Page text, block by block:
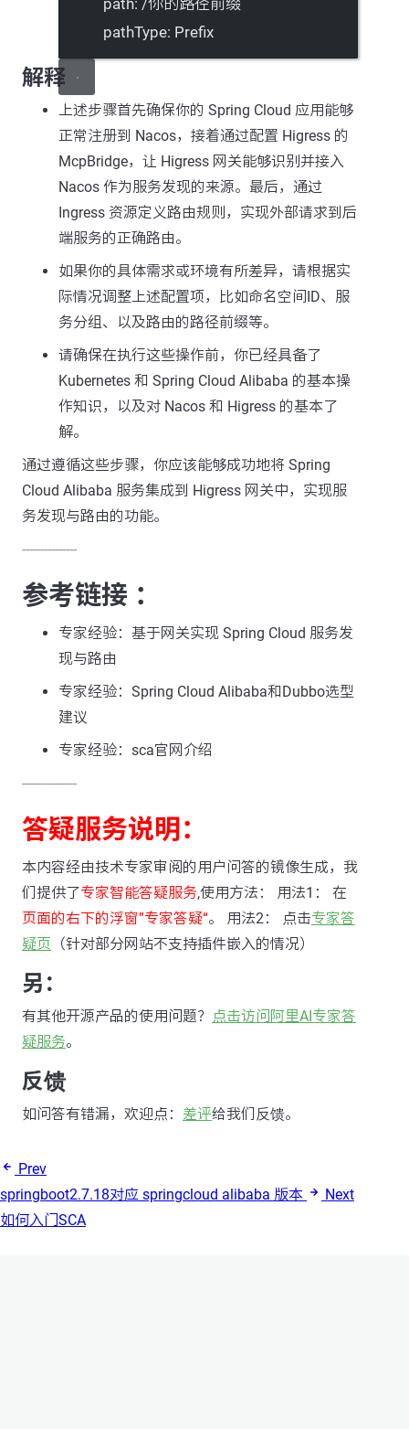
pathType: Prefix
解释
上述步骤首先确保你的 Spring Cloud 应用能够
正常注册到 Nacos，接着通过配置 Higress 的
McpBridge，让 Higress 网关能够识别并接入
Nacos 作为服务发现的来源。最后，通过
Ingress 资源定义路由规则，实现外部请求到后
端服务的正确路由。
如果你的具体需求或环境有所差异，请根据实
际情况调整上述配置项，比如命名空间ID、服
务分组、以及路由的路径前缀等。
请确保在执行这些操作前，你已经具备了
Kubernetes 和 Spring Cloud Alibaba 的基本操
作知识，以及对 Nacos 和 Higress 的基本了
解。
通过遵循这些步骤，你应该能够成功地将 Spring
Cloud Alibaba 服务集成到 Higress 网关中，实现服
务发现与路由的功能。
---------------
参考链接 ：
专家经验：基于网关实现 Spring Cloud 服务发
现与路由
专家经验：Spring Cloud Alibaba和Dubbo选型
建议
专家经验：sca官网介绍
---------------
答疑服务说明：
本内容经由技术专家审阅的用户问答的镜像生成，我
们提供了专家智能答疑服务,使用方法： 用法1： 在
页面的右下的浮窗”专家答疑“。 用法2： 点击专家答
疑页 （针对部分网站不支持插件嵌入的情况）
另：
有其他开源产品的使用问题？
点击访问阿里AI专家答
疑服务。
反馈
如问答有错漏，欢迎点： 差评给我们反馈。
Prev
springboot2.7.18对应 springcloud alibaba 版本
Next
如何入门SCA